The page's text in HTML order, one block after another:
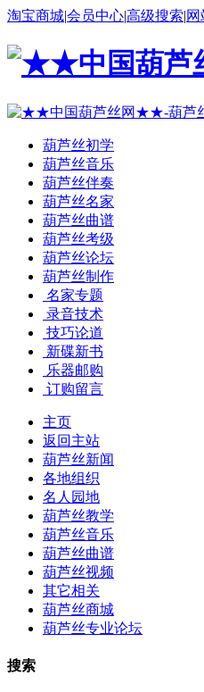
淘宝商城|会员中心|高级搜索|网
葫芦丝初学
葫芦丝音乐
葫芦丝伴奏
葫芦丝名家
葫芦丝曲谱
葫芦丝考级
葫芦丝论坛
葫芦丝制作
名家专题
录音技术
技巧论道
新碟新书
乐器邮购
订购留言
主页
返回主站
葫芦丝新闻
各地组织
名人园地
葫芦丝教学
葫芦丝音乐
葫芦丝曲谱
葫芦丝视频
其它相关
葫芦丝商城
葫芦丝专业论坛
搜索